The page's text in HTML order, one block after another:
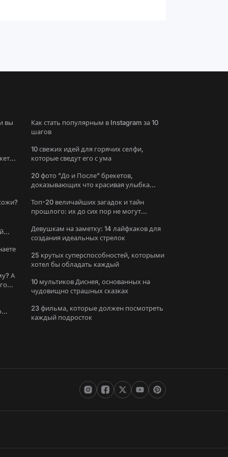
вы
А
Как стать популярным в Instagram за 10
шагов
10 свежих идей для горячих селфи,
которые сведут его с ума
20 фото "До и После" брекетов,
доказывающих что красивая улыбка
Топ-20 величайших загадок и тайн
прошлого: их до сих пор не могут
Девушкам на заметку: 14 лайфхаков для
создания идеальных стрелок
25 крутых суперспособностей, которыми
хотел бы обладать каждый
10 мультиков Диснея, основанных на
чудовищно страшных сказках
23 фильма, которые должен посмотреть
каждый подросток